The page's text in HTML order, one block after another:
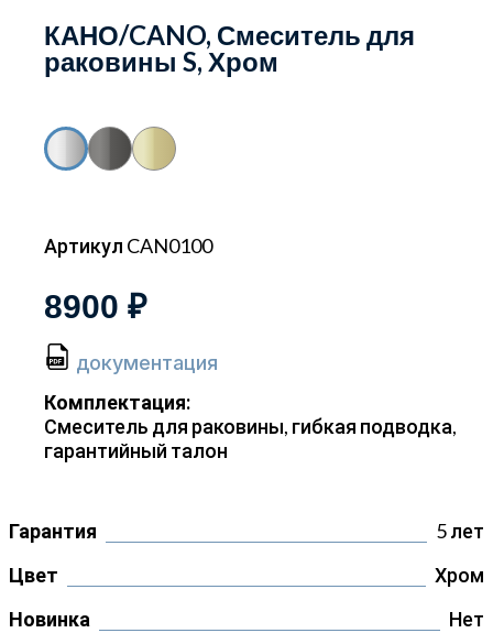
КАНО/CANO, Смеситель для
раковины S, Хром
Артикул CAN0100
8900 ₽
документация
Комплектация:
Смеситель для раковины, гибкая подводка,
гарантийный талон
Гарантия
5 лет
Цвет
Хром
Новинка
Нет